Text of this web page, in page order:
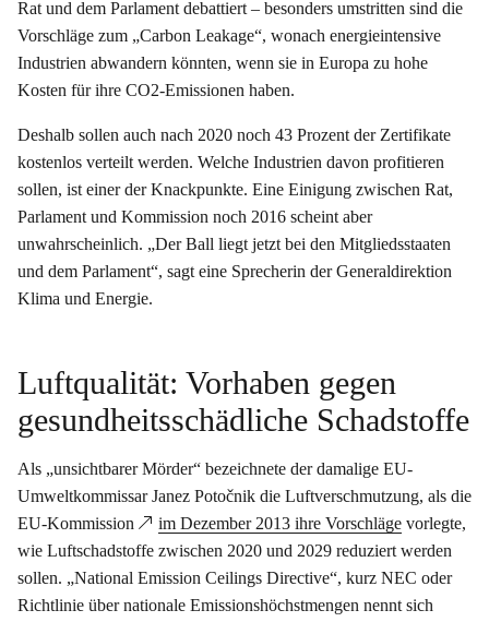
Rat und dem Parlament debattiert – besonders umstritten sind die
Vorschläge zum „Carbon Leakage“, wonach energieintensive
Industrien abwandern könnten, wenn sie in Europa zu hohe
Kosten für ihre CO2-Emissionen haben.
Deshalb sollen auch nach 2020 noch 43 Prozent der Zertifikate
kostenlos verteilt werden. Welche Industrien davon profitieren
sollen, ist einer der Knackpunkte. Eine Einigung zwischen Rat,
Parlament und Kommission noch 2016 scheint aber
unwahrscheinlich. „Der Ball liegt jetzt bei den Mitgliedsstaaten
und dem Parlament“, sagt eine Sprecherin der Generaldirektion
Klima und Energie.
Luftqualität: Vorhaben gegen
gesundheitsschädliche Schadstoffe
Als „unsichtbarer Mörder“ bezeichnete der damalige EU-
Umweltkommissar Janez Potočnik die Luftverschmutzung, als die
EU-Kommission
im Dezember 2013 ihre Vorschläge vorlegte,
wie Luftschadstoffe zwischen 2020 und 2029 reduziert werden
sollen. „National Emission Ceilings Directive“, kurz NEC oder
Richtlinie über nationale Emissionshöchstmengen nennt sich